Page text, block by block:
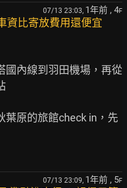
07/13 23:03, 1年前 , 4F
資比寄放費用還便宜
國內線到羽田機場，再從
葉原的旅館check in，先
07/13 23:09, 1年前 , 5F